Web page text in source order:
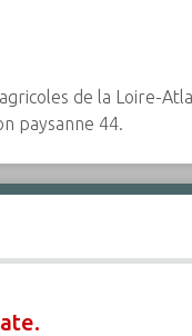
de la Loire-
paysanne 44.